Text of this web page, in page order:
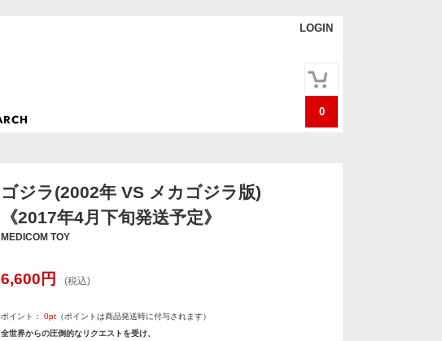
LOGIN
0
ゴジラ(2002年 VS メカゴジラ版)
《2017年4月下旬発送予定》
MEDICOM TOY
6,600 円 (税込)
ポイント： 0pt （ポイントは商品発送時に付与されます）
全世界からの圧倒的なリクエストを受け、